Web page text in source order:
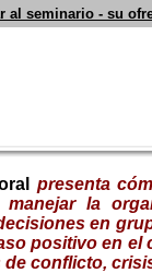
al seminario - su
presenta
manejar la
en
positivo en el
de conflicto,